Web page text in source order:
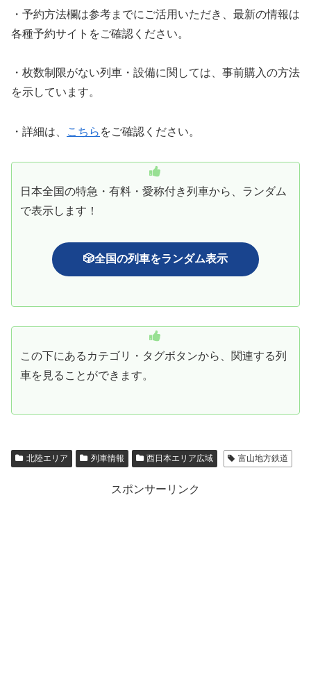
・予約方法欄は参考までにご活用いただき、最新の情報は
各種予約サイトをご確認ください。
・枚数制限がない列車・設備に関しては、事前購入の方法
を示しています。
・詳細は、 こちら をご確認ください。
日本全国の特急・有料・愛称付き列車から、ランダム
で表示します！
🎲全国の列車をランダム表示
この下にあるカテゴリ・タグボタンから、関連する列
車を見ることができます。
北陸エリア 列車情報 西日本エリア広域 富山地方鉄道
スポンサーリンク